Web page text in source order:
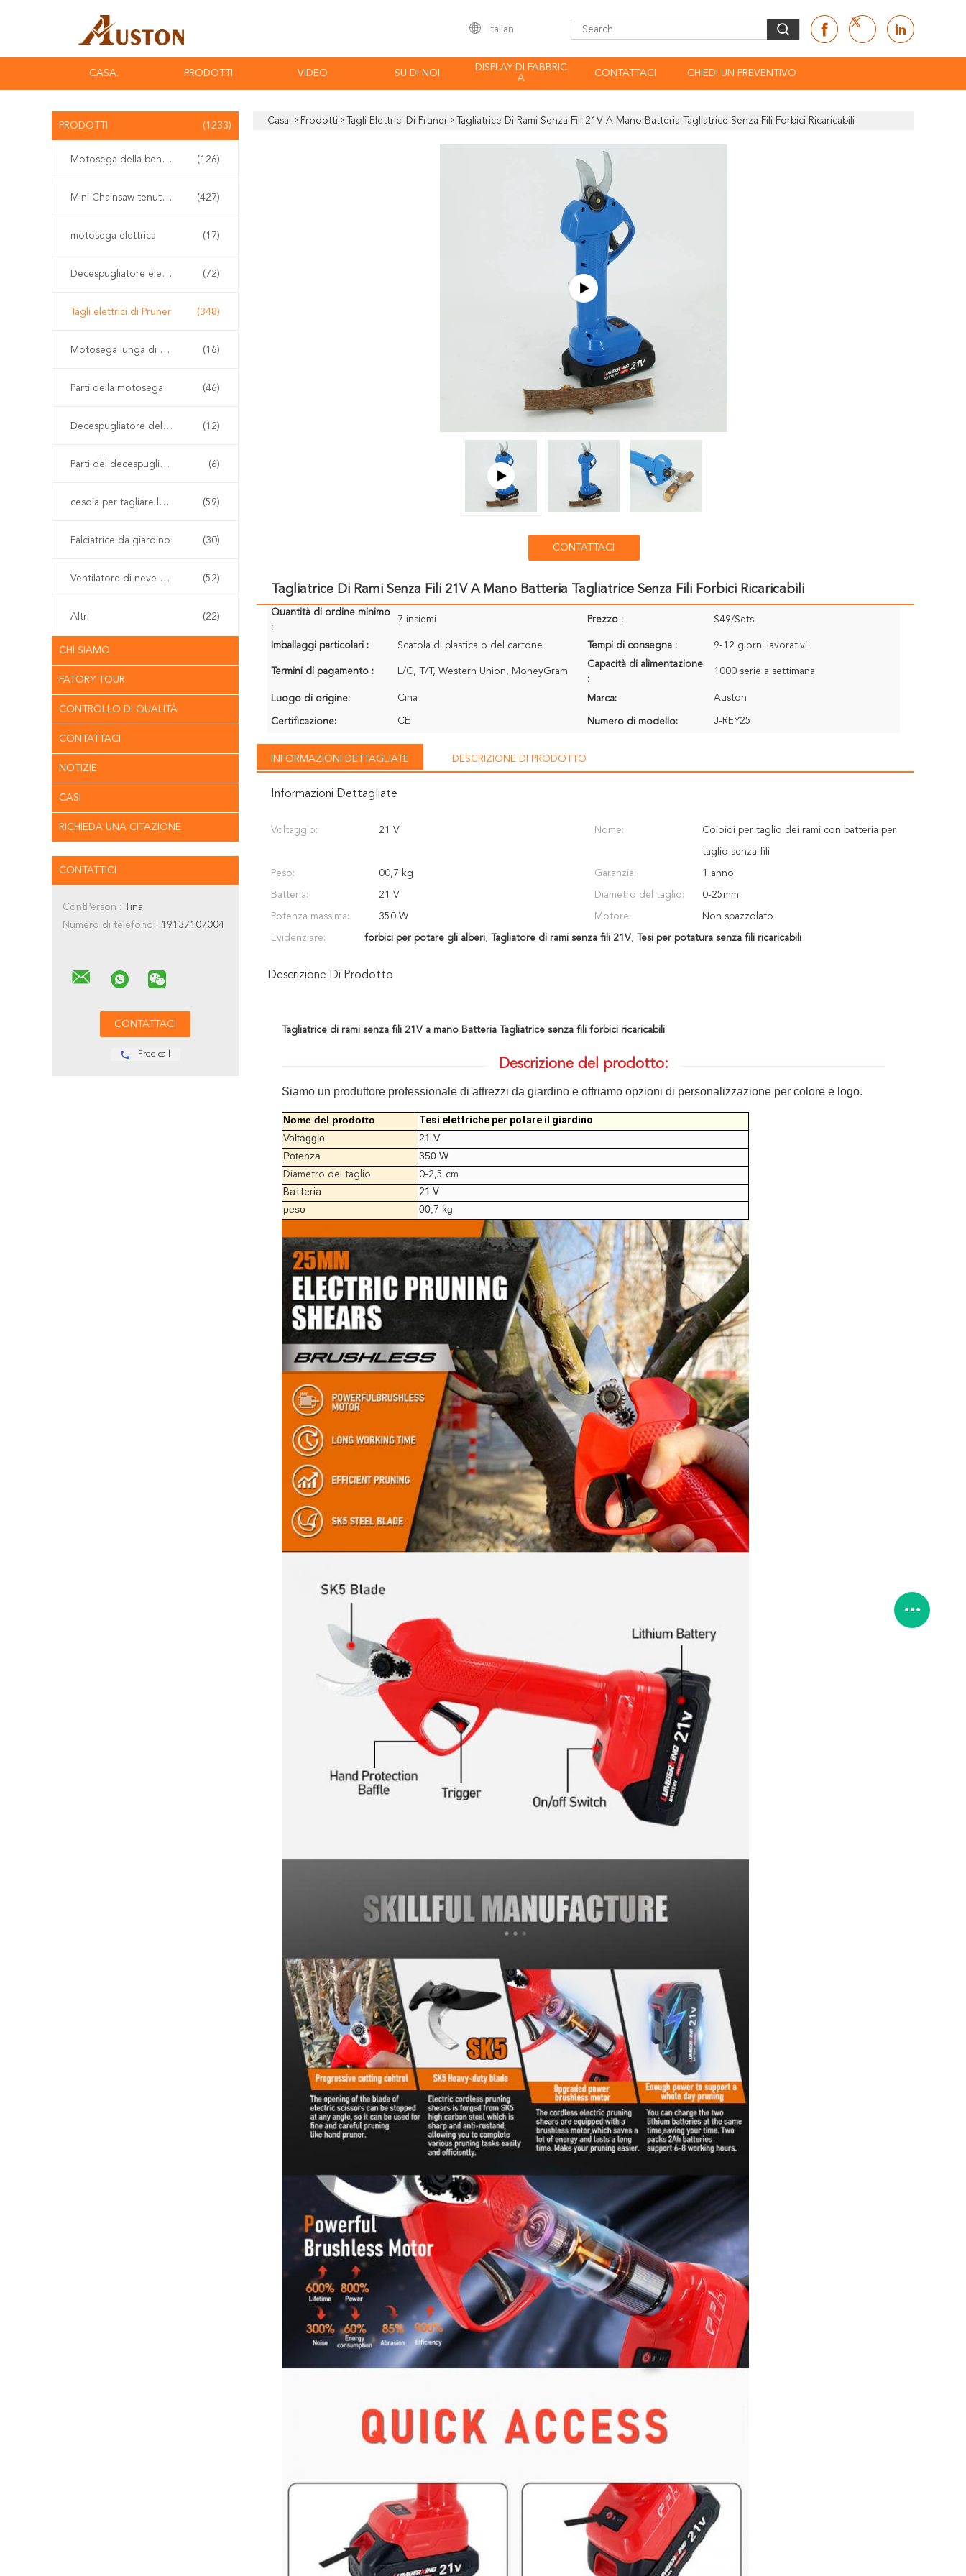
Italian
CASA. PRODOTTI VIDEO SU DI NOI
DISPLAY DI FABBRIC
A
CONTATTACI CHIEDI UN PREVENTIVO
PRODOTTI (1233)
Motosega della benzina (126)
Mini Chainsaw tenuto in mano (427)
motosega elettrica (17)
Decespugliatore elettrico (72)
Tagli elettrici di Pruner (348)
Motosega lunga di Palo (16)
Parti della motosega (46)
Decespugliatore della benzina (12)
Parti del decespugliatore (6)
cesoia per tagliare le siepi senza cordone (59)
Falciatrice da giardino (30)
Ventilatore di neve e della foglia (52)
Altri (22)
CHI SIAMO
FATORY TOUR
CONTROLLO DI QUALITÀ
CONTATTACI
NOTIZIE
CASI
RICHIEDA UNA CITAZIONE
CONTATTICI
ContPerson : Tina
Numero di telefono : 19137107004
Free call
Casa Prodotti Tagli Elettrici Di Pruner Tagliatrice Di Rami Senza Fili 21V A Mano Batteria Tagliatrice Senza Fili Forbici Ricaricabili
CONTATTACI
Tagliatrice Di Rami Senza Fili 21V A Mano Batteria Tagliatrice Senza Fili Forbici Ricaricabili
Quantità di ordine minimo
:
7 insiemi Prezzo : $49/Sets
Imballaggi particolari : Scatola di plastica o del cartone Tempi di consegna : 9-12 giorni lavorativi
Termini di pagamento : L/C, T/T, Western Union, MoneyGram
Capacità di alimentazione
:
1000 serie a settimana
Luogo di origine: Cina Marca: Auston
Certificazione: CE Numero di modello: J-REY25
INFORMAZIONI DETTAGLIATE DESCRIZIONE DI PRODOTTO
Informazioni Dettagliate
Voltaggio: 21 V Nome: Coioioi per taglio dei rami con batteria per
taglio senza fili
Peso: 00,7 kg Garanzia: 1 anno
Batteria: 21 V Diametro del taglio: 0-25mm
Potenza massima: 350 W Motore: Non spazzolato
Evidenziare: forbici per potare gli alberi, Tagliatore di rami senza fili 21V, Tesi per potatura senza fili ricaricabili
Descrizione Di Prodotto
Tagliatrice di rami senza fili 21V a mano Batteria Tagliatrice senza fili forbici ricaricabili
Descrizione del prodotto:
Siamo un produttore professionale di attrezzi da giardino e offriamo opzioni di personalizzazione per colore e logo.
Nome del prodotto
Tesi elettriche per potare il giardino
Voltaggio
21 V
Potenza
350 W
Diametro del taglio 0-2,5 cm
Batteria
21 V
peso
00,7 kg